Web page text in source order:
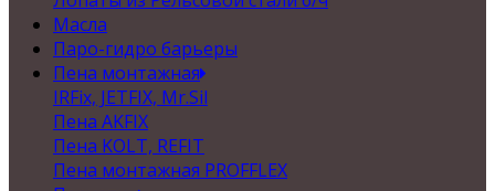
Масла
Паро-гидро барьеры
Пена монтажная
IRFix, JETFIX, Mr.Sil
Пена AKFIX
Пена KOLT, REFIT
Пена монтажная PROFFLEX